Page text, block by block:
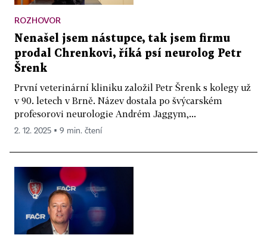
ROZHOVOR
Nenašel jsem nástupce, tak jsem firmu
prodal Chrenkovi, říká psí neurolog Petr
Šrenk
První veterinární kliniku založil Petr Šrenk s kolegy už
v 90. letech v Brně. Název dostala po švýcarském
profesorovi neurologie Andrém Jaggym,...
2. 12. 2025 ▪ 9 min. čtení